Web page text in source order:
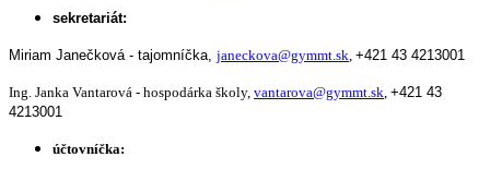
sekretariát:
Miriam Janečková - tajomníčka, janeckova@gymmt.sk +421 43 4213001
Ing. Janka Vantarová - hospodárka školy, vantarova@gymmt.sk +421 43
4213001
účtovníčka: